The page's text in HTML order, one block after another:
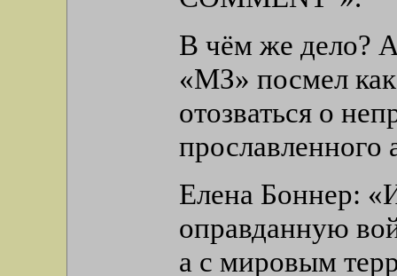
В чём же дело?
«МЗ» посмел
отозваться о
прославленного
Елена Боннер:
оправданную
а с мировым